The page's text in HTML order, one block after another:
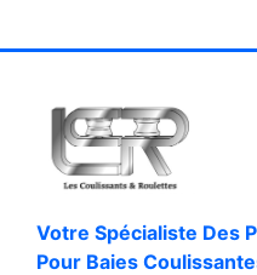
Votre Spécialiste Des
Pour Baies